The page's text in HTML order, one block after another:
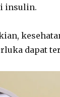
insulin.
dapat